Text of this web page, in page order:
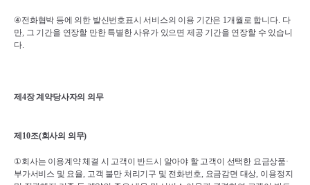
④전화협박 등에 의한 발신번호표시 서비스의 이용 기간은 1개월로 합니다. 다
만, 그 기간을 연장할 만한 특별한 사유가 있으면 제공 기간을 연장할 수 있습니
다.
제 4장 계약당사자의 의무
제 10조(회사의 의무)
①회사는 이용계약 체결 시 고객이 반드시 알아야 할 고객이 선택한 요금상품·
부가서비스 및 요율, 고객 불만 처리기구 및 전화번호, 요금감면 대상, 이용정지